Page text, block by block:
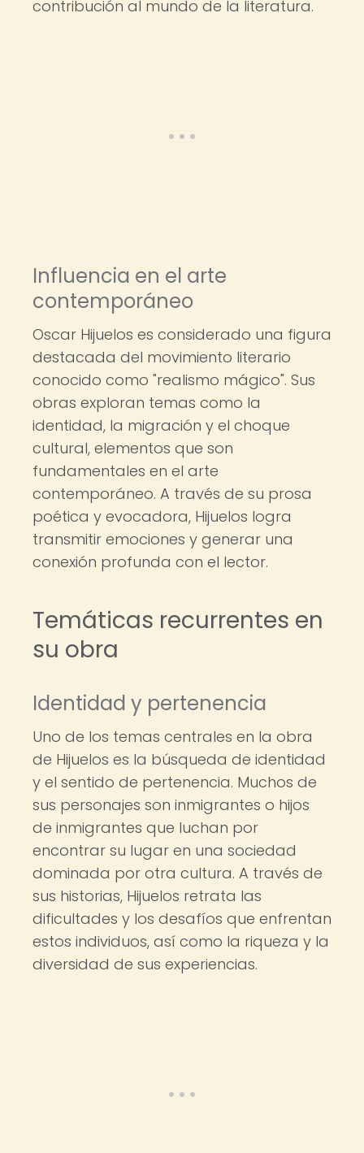
contribución al mundo de la literatura.
Influencia en el arte
contemporáneo
Oscar Hijuelos es considerado una figura
destacada del movimiento literario
conocido como "realismo mágico". Sus
obras exploran temas como la
identidad, la migración y el choque
cultural, elementos que son
fundamentales en el arte
contemporáneo. A través de su prosa
poética y evocadora, Hijuelos logra
transmitir emociones y generar una
conexión profunda con el lector.
Temáticas recurrentes en
su obra
Identidad y pertenencia
Uno de los temas centrales en la obra
de Hijuelos es la búsqueda de identidad
y el sentido de pertenencia. Muchos de
sus personajes son inmigrantes o hijos
de inmigrantes que luchan por
encontrar su lugar en una sociedad
dominada por otra cultura. A través de
sus historias, Hijuelos retrata las
dificultades y los desafíos que enfrentan
estos individuos, así como la riqueza y la
diversidad de sus experiencias.